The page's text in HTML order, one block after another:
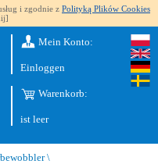
i zgodnie z Polityką Plików Cookies
Mein Konto:
Einloggen
Warenkorb:
ist leer
\